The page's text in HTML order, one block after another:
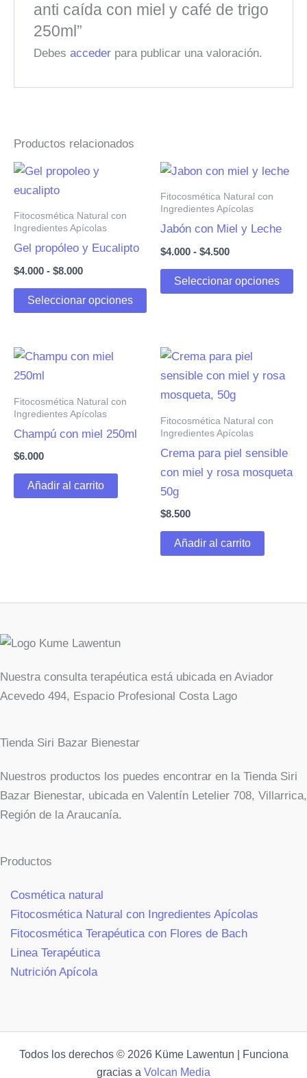
anti caída con miel y café de trigo
250ml”
Debesacceder para publicar una valoración.
Productos relacionados
Fitocosmética Natural con
Ingredientes Apícolas
Gel propóleo y Eucalipto
$4.000 - $8.000Rango
precios:
desde
Seleccionar opciones
Este
producto
múltiples
página
producto
Fitocosmética Natural con
Ingredientes Apícolas
Jabón con Miel y Leche
$4.000 - $4.500Rango
precios:
desde
Seleccionar opciones
Fitocosmética Natural con
Ingredientes Apícolas
Champú con miel 250ml
$6.000
Añadir al carrito
Fitocosmética Natural con
Ingredientes Apícolas
Crema para piel sensible
con miel y rosa mosqueta
50g
$8.500
Añadir al carrito
Nuestra consulta terapéutica está ubicada en Aviador
Acevedo 494, Espacio Profesional Costa Lago
Tienda Siri Bazar Bienestar
Nuestros productos los puedes encontrar en la Tienda Siri
Bazar Bienestar, ubicada en Valentín Letelier 708, Villarrica,
Región de la Araucanía.
Productos
Cosmética natural
Fitocosmética Natural con Ingredientes Apícolas
Fitocosmética Terapéutica con Flores de Bach
Linea Terapéutica
Nutrición Apícola
Todos los derechos © 2026 Küme Lawentun | Funciona
gracias a Volcan Media